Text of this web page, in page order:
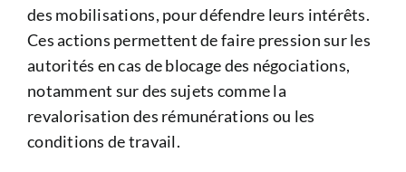
des mobilisations, pour défendre leurs intérêts.
Ces actions permettent de faire pression sur les
autorités en cas de blocage des négociations,
notamment sur des sujets comme la
revalorisation des rémunérations ou les
conditions de travail.